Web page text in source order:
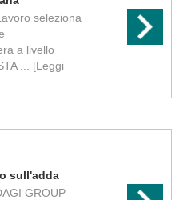
seleziona
a livello
... [Leggi
sull'adda
GROUP